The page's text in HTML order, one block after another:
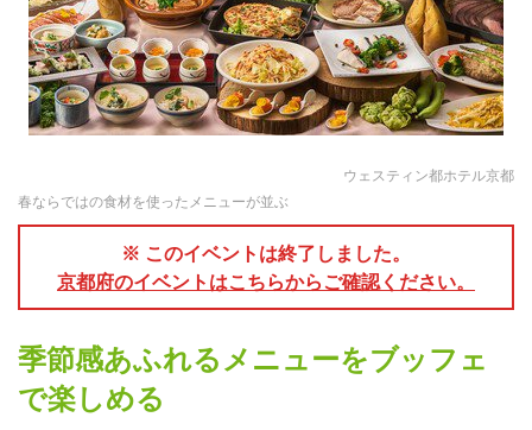
ウェスティン都ホテル京都
春ならではの食材を使ったメニューが並ぶ
※ このイベントは終了しました。
京都府のイベントはこちらからご確認ください。
季節感あふれるメニューをブッフェ
で楽しめる